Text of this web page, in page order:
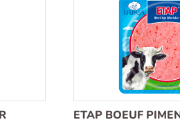
ETAP BOEUF